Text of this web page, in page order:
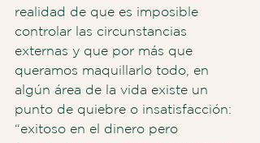
realidad de que es imposible
controlar las circunstancias
externas y que por más que
queramos maquillarlo todo, en
algún área de la vida existe un
punto de quiebre o insatisfacción:
“exitoso en el dinero pero